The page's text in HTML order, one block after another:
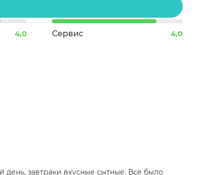
4,0 Сервис 4,0
завтраки вкусные сытные. Всё было